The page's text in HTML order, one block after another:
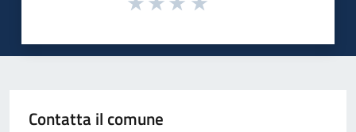
Contatta il comune